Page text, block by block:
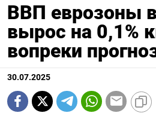
ВВП еврозоны
вырос на 0,1%
вопреки
30.07.2025